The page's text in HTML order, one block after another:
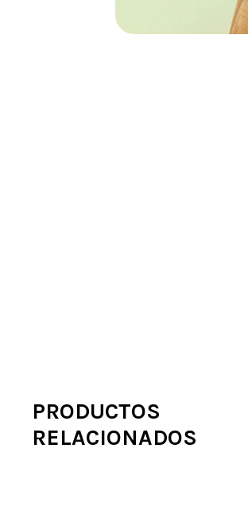
PRODUCTOS
RELACIONADOS